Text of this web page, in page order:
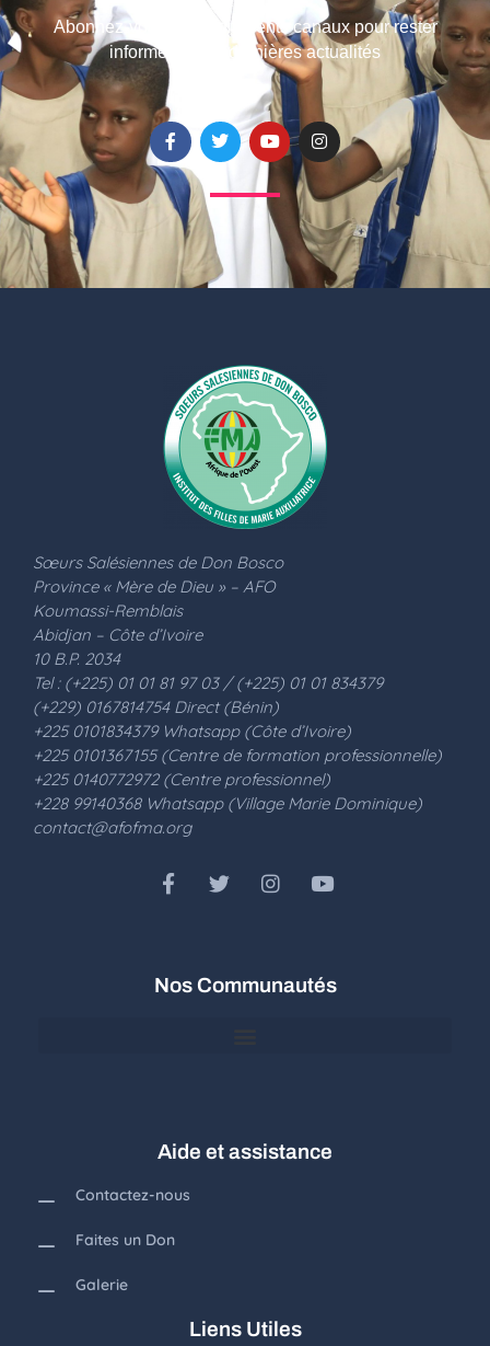
Abonnez-vous à nos différents canaux pour rester
informé de nos dernières actualités
Sœurs Salésiennes de Don Bosco
Province « Mère de Dieu » – AFO
Koumassi-Remblais
Abidjan – Côte d’Ivoire
10 B.P. 2034
Tel : (+225) 01 01 81 97 03 / (+225) 01 01 834379
(+229) 0167814754 Direct (Bénin)
+225 0101834379 Whatsapp (Côte d’Ivoire)
+225 0101367155 (Centre de formation professionnelle)
+225 0140772972 (Centre professionnel)
+228 99140368 Whatsapp (Village Marie Dominique)
contact@afofma.org
Nos Communautés
Aide et assistance
Contactez-nous
Faites un Don
Galerie
Liens Utiles